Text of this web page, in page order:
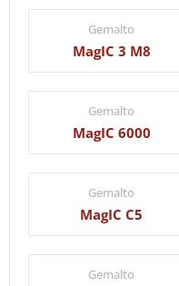
Gemalto
MagIC 3 M8
Gemalto
MagIC 6000
Gemalto
MagIC C5
Gemalto